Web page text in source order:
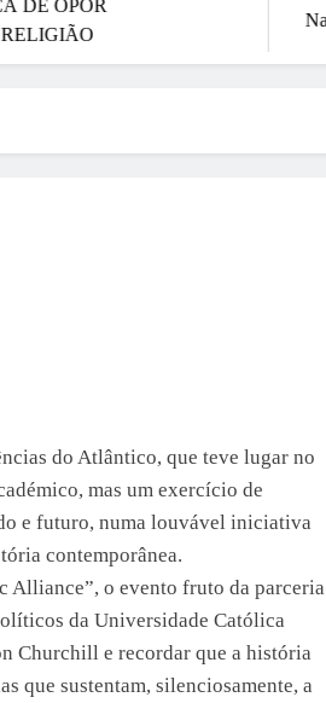
do Atlântico, que teve lugar no
mas um exercício de
e futuro, numa louvável iniciativa
contemporânea.
Alliance”, o evento fruto da parceria
da Universidade Católica
Churchill e recordar que a história
que sustentam, silenciosamente, a